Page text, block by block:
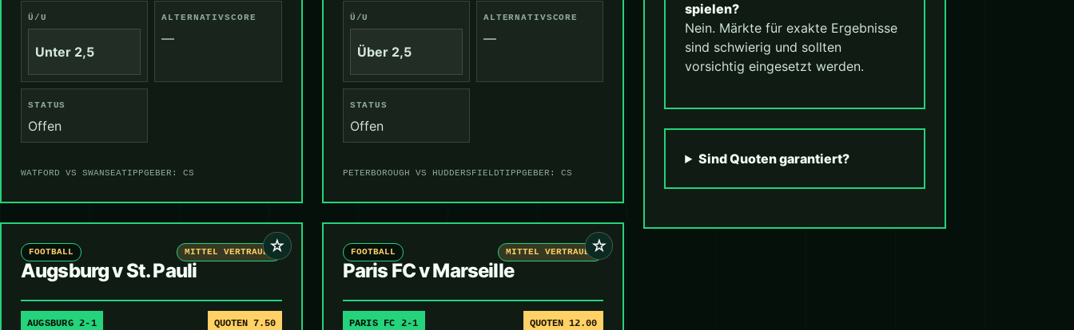
Ü/U
Unter 2,5
ALTERNATIVSCORE
—
STATUS
Offen
WATFORD VS SWANSEATIPPGEBER: CS
Ü/U
Über 2,5
ALTERNATIVSCORE
—
STATUS
Offen
PETERBOROUGH VS HUDDERSFIELDTIPPGEBER: CS
☆
FOOTBALL MITTEL VERTRAUEN
Augsburg v St. Pauli
AUGSBURG 2-1 QUOTEN 7.50
☆
FOOTBALL MITTEL VERTRAUEN
Paris FC v Marseille
PARIS FC 2-1 QUOTEN 12.00
spielen?
Nein. Märkte für exakte Ergebnisse
sind schwierig und sollten
vorsichtig eingesetzt werden.
Sind Quoten garantiert?